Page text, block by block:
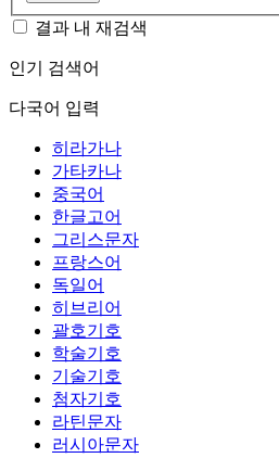
결과 내 재검색
인기 검색어
다국어 입력
히라가나
가타카나
중국어
한글고어
그리스문자
프랑스어
독일어
히브리어
괄호기호
학술기호
기술기호
첨자기호
라틴문자
러시아문자